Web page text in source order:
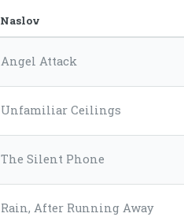
Naslov
Angel Attack
Unfamiliar Ceilings
The Silent Phone
Rain, After Running Away